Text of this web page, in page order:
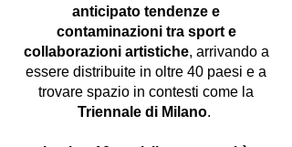
anticipato tendenze e
contaminazioni tra sport e
collaborazioni artistiche, arrivando a
essere distribuite in oltre 40 paesi e a
trovare spazio in contesti come la
Triennale di Milano.